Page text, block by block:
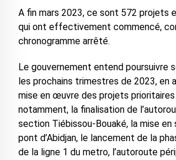
A fin mars 2023, ce sont 572 projets
qui ont effectivement commencé,
chronogramme arrêté.
Le gouvernement entend poursuivre
les prochains trimestres de 2023, en
mise en œuvre des projets
notamment, la finalisation de
section Tiébissou-Bouaké, la mise en
pont d’Abidjan, le lancement de la
de la ligne 1 du metro, l’autoroute